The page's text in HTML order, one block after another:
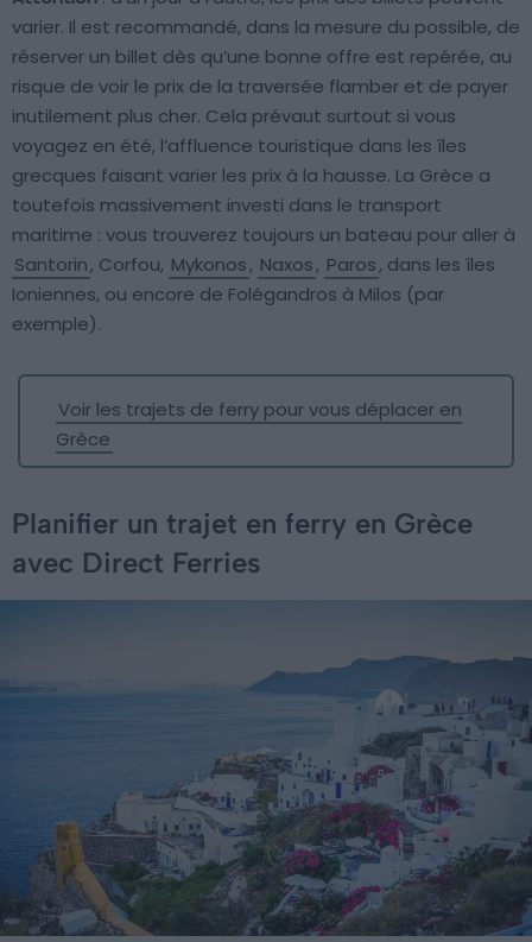
varier. Il est recommandé, dans la mesure du possible, de
réserver un billet dès qu’une bonne offre est repérée, au
risque de voir le prix de la traversée flamber et de payer
inutilement plus cher. Cela prévaut surtout si vous
voyagez en été, l’affluence touristique dans les îles
grecques faisant varier les prix à la hausse. La Grèce a
toutefois massivement investi dans le transport
maritime : vous trouverez toujours un bateau pour aller à
Santorin, Corfou, Mykonos, Naxos, Paros, dans les îles
Ioniennes, ou encore de Folégandros à Milos (par
exemple).
Voir les trajets de ferry pour vous déplacer en
Grèce
Planifier un trajet en ferry en Grèce
avec Direct Ferries